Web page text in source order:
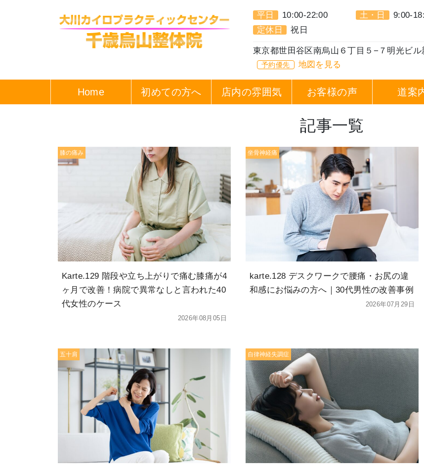
平日 10:00-22:00 土・日
9:00-
定休日
祝日
東京都世田谷区南烏山６丁目５−７明光ビル
予約優先 地図を見る
Home 初めての方へ 店内の雰囲気 お客様の声 道案
記事一覧
膝の痛み
Karte.129 階段や立ち上がりで痛む膝痛が4
ヶ月で改善！病院で異常なしと言われた40
代女性のケース
2026年08月05日
坐骨神経痛
karte.128 デスクワークで腰痛・お尻の違
和感にお悩みの方へ｜30代男性の改善事例
2026年07月29日
五十肩 自律神経失調症